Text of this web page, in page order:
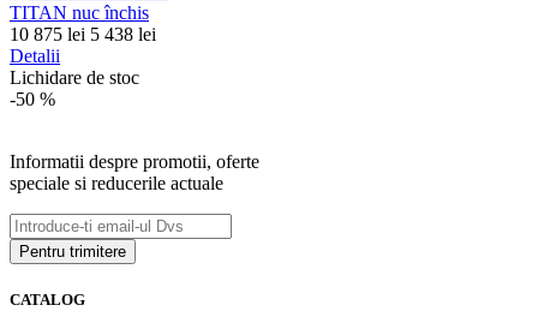
TITAN nuc închis
10 875 lei 5 438 lei
Detalii
Lichidare de stoc
-50 %
Informatii despre promotii, oferte
speciale si reducerile actuale
CATALOG